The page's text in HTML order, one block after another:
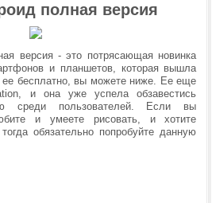
полная версия
версия - это потрясающая новинка
и планшетов, которая вышла
ее бесплатно, вы можете ниже. Ее еще
и она уже успела обзавестись
среди пользователей. Если вы
и умеете рисовать, и хотите
обязательно попробуйте данную